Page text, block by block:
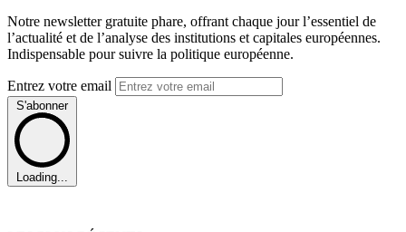
Notre newsletter gratuite phare, offrant chaque jour l’essentiel de
l’actualité et de l’analyse des institutions et capitales européennes.
Indispensable pour suivre la politique européenne.
Entrez votre email
S'abonner
Loading...